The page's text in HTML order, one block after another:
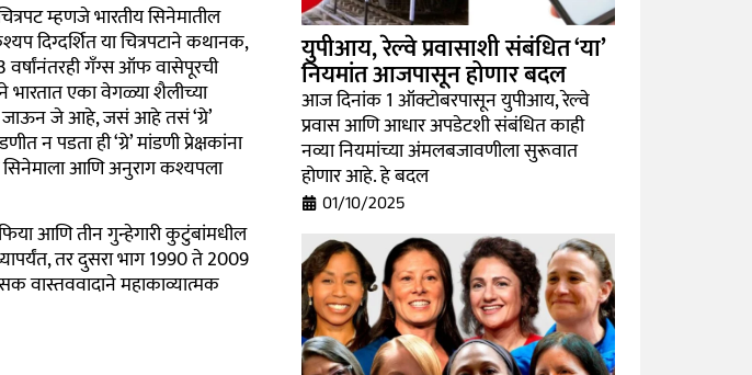
म्हणजे भारतीय सिनेमातील
दिग्दर्शित या चित्रपटाने कथानक,
वर्षांनंतरही गँग्स ऑफ वासेपूरची
एका वेगळ्या शैलीच्या
जाऊन जे आहे, जसं आहे तसं ‘ग्रे’
न पडता ही ‘ग्रे’ मांडणी प्रेक्षकांना
सिनेमाला आणि अनुराग कश्यपला
आणि तीन गुन्हेगारी कुटुंबांमधील
तर दुसरा भाग 1990 ते 2009
वास्तववादाने महाकाव्यात्मक
युपीआय, रेल्वे प्रवासाशी संबंधित ‘या’
नियमांत आजपासून होणार बदल
आज दिनांक 1 ऑक्टोबरपासून युपीआय, रेल्वे
प्रवास आणि आधार अपडेटशी संबंधित काही
नव्या नियमांच्या अंमलबजावणीला सुरूवात
होणार आहे. हे बदल
01/10/2025